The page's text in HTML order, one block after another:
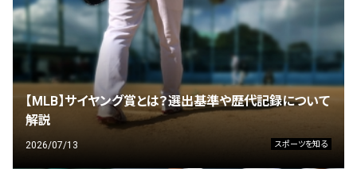
【MLB】サイヤング賞とは？選出基準や歴代記録について
解説
2026/07/13 スポーツを知る